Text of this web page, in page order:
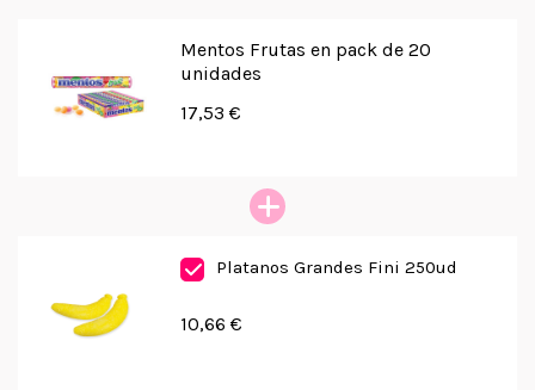
Mentos Frutas en pack de 20
unidades
17,53 €
Platanos Grandes Fini 250ud
10,66 €